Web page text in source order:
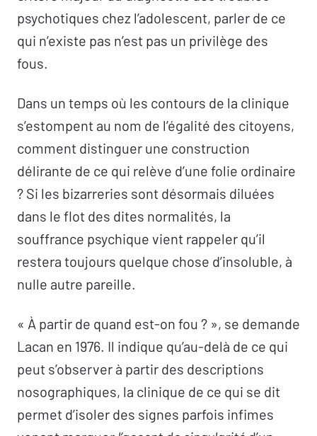
psychotiques chez l’adolescent, parler de ce
qui n’existe pas n’est pas un privilège des
fous.
Dans un temps où les contours de la clinique
s’estompent au nom de l’égalité des citoyens,
comment distinguer une construction
délirante de ce qui relève d’une folie ordinaire
? Si les bizarreries sont désormais diluées
dans le flot des dites normalités, la
souffrance psychique vient rappeler qu’il
restera toujours quelque chose d’insoluble, à
nulle autre pareille.
« À partir de quand est-on fou ? », se demande
Lacan en 1976. Il indique qu’au-delà de ce qui
peut s’observer à partir des descriptions
nosographiques, la clinique de ce qui se dit
permet d’isoler des signes parfois infimes